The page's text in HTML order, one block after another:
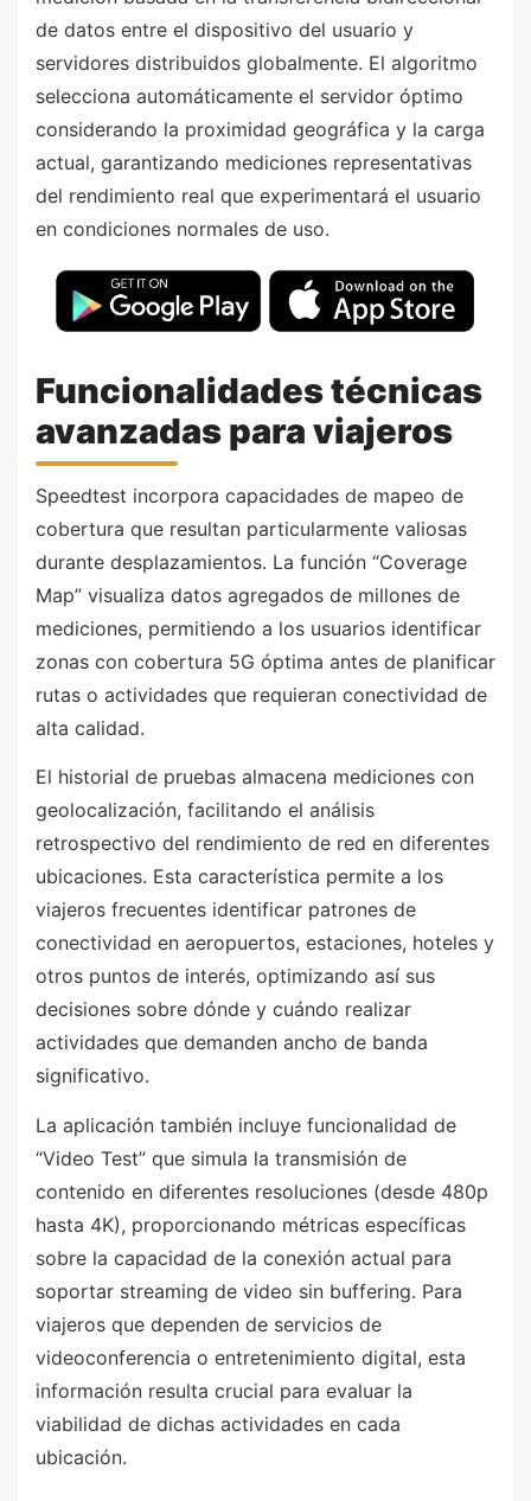
de datos entre el dispositivo del usuario y
servidores distribuidos globalmente. El algoritmo
selecciona automáticamente el servidor óptimo
considerando la proximidad geográfica y la carga
actual, garantizando mediciones representativas
del rendimiento real que experimentará el usuario
en condiciones normales de uso.
Funcionalidades técnicas
avanzadas para viajeros
Speedtest incorpora capacidades de mapeo de
cobertura que resultan particularmente valiosas
durante desplazamientos. La función “Coverage
Map” visualiza datos agregados de millones de
mediciones, permitiendo a los usuarios identificar
zonas con cobertura 5G óptima antes de planificar
rutas o actividades que requieran conectividad de
alta calidad.
El historial de pruebas almacena mediciones con
geolocalización, facilitando el análisis
retrospectivo del rendimiento de red en diferentes
ubicaciones. Esta característica permite a los
viajeros frecuentes identificar patrones de
conectividad en aeropuertos, estaciones, hoteles y
otros puntos de interés, optimizando así sus
decisiones sobre dónde y cuándo realizar
actividades que demanden ancho de banda
significativo.
La aplicación también incluye funcionalidad de
“Video Test” que simula la transmisión de
contenido en diferentes resoluciones (desde 480p
hasta 4K), proporcionando métricas específicas
sobre la capacidad de la conexión actual para
soportar streaming de video sin buffering. Para
viajeros que dependen de servicios de
videoconferencia o entretenimiento digital, esta
información resulta crucial para evaluar la
viabilidad de dichas actividades en cada
ubicación.